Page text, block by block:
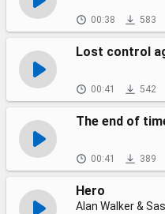
00:38 583
Lost control
00:41 542
The end of
00:41 389
Hero
Alan Walker &